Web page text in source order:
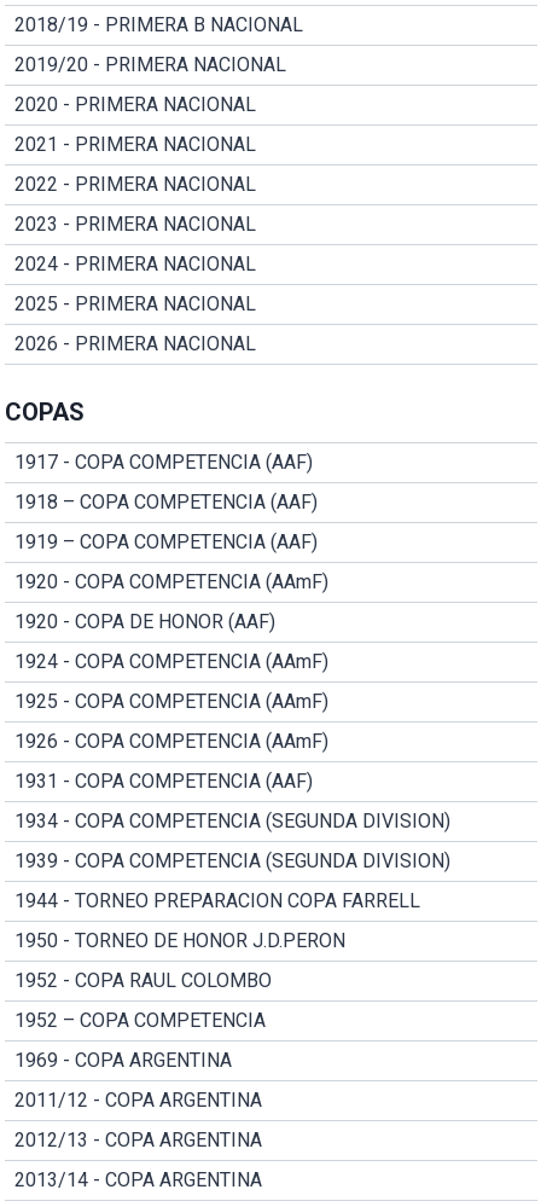
2018/19 - PRIMERA B NACIONAL
2019/20 - PRIMERA NACIONAL
2020 - PRIMERA NACIONAL
2021 - PRIMERA NACIONAL
2022 - PRIMERA NACIONAL
2023 - PRIMERA NACIONAL
2024 - PRIMERA NACIONAL
2025 - PRIMERA NACIONAL
2026 - PRIMERA NACIONAL
COPAS
1917 - COPA COMPETENCIA (AAF)
1918 – COPA COMPETENCIA (AAF)
1919 – COPA COMPETENCIA (AAF)
1920 - COPA COMPETENCIA (AAmF)
1920 - COPA DE HONOR (AAF)
1924 - COPA COMPETENCIA (AAmF)
1925 - COPA COMPETENCIA (AAmF)
1926 - COPA COMPETENCIA (AAmF)
1931 - COPA COMPETENCIA (AAF)
1934 - COPA COMPETENCIA (SEGUNDA DIVISION)
1939 - COPA COMPETENCIA (SEGUNDA DIVISION)
1944 - TORNEO PREPARACION COPA FARRELL
1950 - TORNEO DE HONOR J.D.PERON
1952 - COPA RAUL COLOMBO
1952 – COPA COMPETENCIA
1969 - COPA ARGENTINA
2011/12 - COPA ARGENTINA
2012/13 - COPA ARGENTINA
2013/14 - COPA ARGENTINA